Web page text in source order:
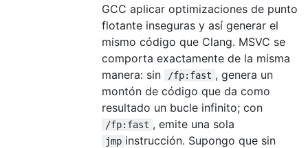
GCC aplicar optimizaciones de punto
flotante inseguras y así generar el
mismo código que Clang. MSVC se
comporta exactamente de la misma
manera: sin
/fp:fast , genera un
montón de código que da como
resultado un bucle infinito; con
/fp:fast , emite una sola
jmp instrucción. Supongo que sin